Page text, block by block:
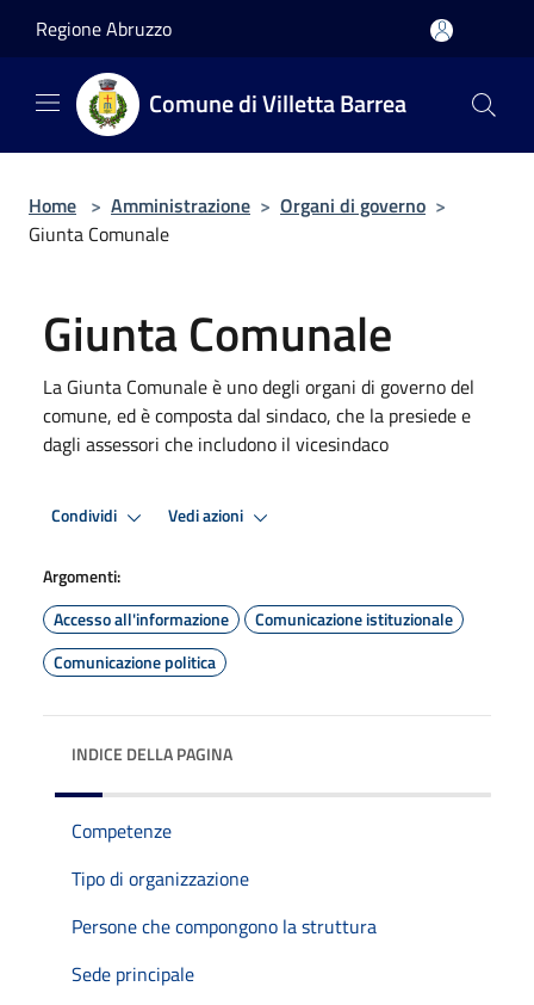
Regione Abruzzo
Comune di Villetta Barrea
Home > Amministrazione > Organi di governo >
Giunta Comunale
Giunta Comunale
La Giunta Comunale è uno degli organi di governo del
comune, ed è composta dal sindaco, che la presiede e
dagli assessori che includono il vicesindaco
Condividi Vedi azioni
Argomenti:
Accesso all'informazione
Comunicazione istituzionale
Comunicazione politica
INDICE DELLA PAGINA
Competenze
Tipo di organizzazione
Persone che compongono la struttura
Sede principale